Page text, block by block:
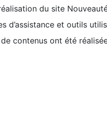
du site
d’assistance et outils
contenus ont été